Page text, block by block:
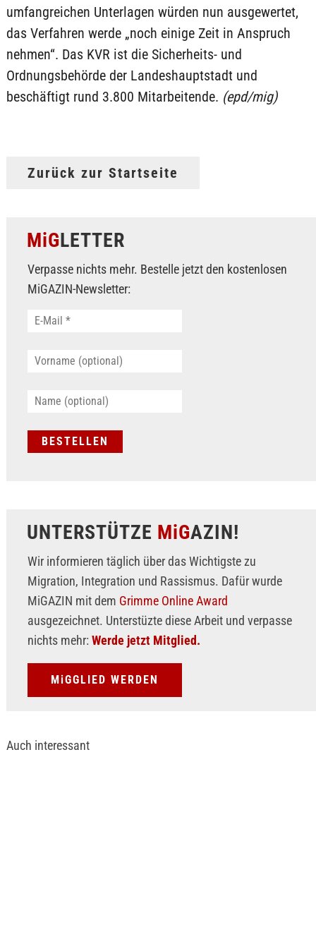
umfangreichen Unterlagen würden nun ausgewertet,
das Verfahren werde „noch einige Zeit in Anspruch
nehmen“. Das KVR ist die Sicherheits- und
Ordnungsbehörde der Landeshauptstadt und
beschäftigt rund 3.800 Mitarbeitende. (epd/mig)
Zurück zur Startseite
MiGLETTER
Verpasse nichts mehr. Bestelle jetzt den kostenlosen
MiGAZIN-Newsletter:
UNTERSTÜTZE MiGAZIN!
Wir informieren täglich über das Wichtigste zu
Migration, Integration und Rassismus. Dafür wurde
MiGAZIN mit dem Grimme Online Award
ausgezeichnet. Unterstüzte diese Arbeit und verpasse
nichts mehr: Werde jetzt Mitglied.
MiGGLIED WERDEN
Auch interessant